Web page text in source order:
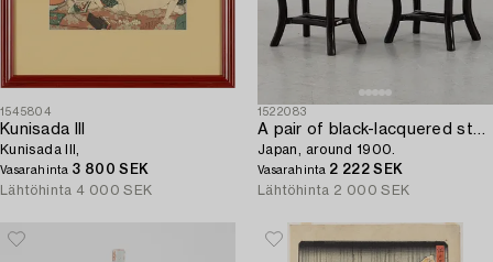
1545804
Kunisada III
Kunisada III,
Vasarahinta 3 800 SEK
Lähtöhinta 4 000 SEK
1522083
Japan, around 1900.
Vasarahinta 2 222 SEK
Lähtöhinta 2 000 SEK